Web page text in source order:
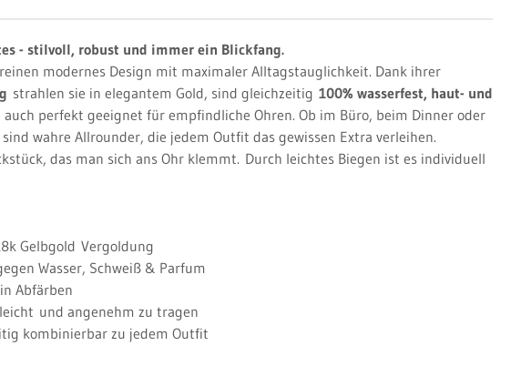
- stilvoll, robust und immer ein Blickfang.
modernes Design mit maximaler Alltagstauglichkeit. Dank ihrer
strahlen sie in elegantem Gold, sind gleichzeitig 100% wasserfest, haut- und
perfekt geeignet für empfindliche Ohren. Ob im Büro, beim Dinner oder
wahre Allrounder, die jedem Outfit das gewissen Extra verleihen.
das man sich ans Ohr klemmt. Durch leichtes Biegen ist es individuell
Gelbgold Vergoldung
Wasser, Schweiß & Parfum
Abfärben
und angenehm zu tragen
kombinierbar zu jedem Outfit